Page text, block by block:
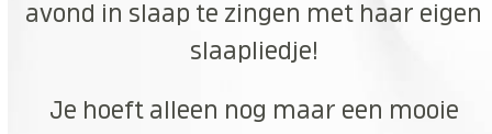
avond in slaap te zingen met haar eigen
slaapliedje!
Je hoeft alleen nog maar een mooie